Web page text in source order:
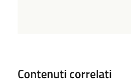
Contenuti correlati